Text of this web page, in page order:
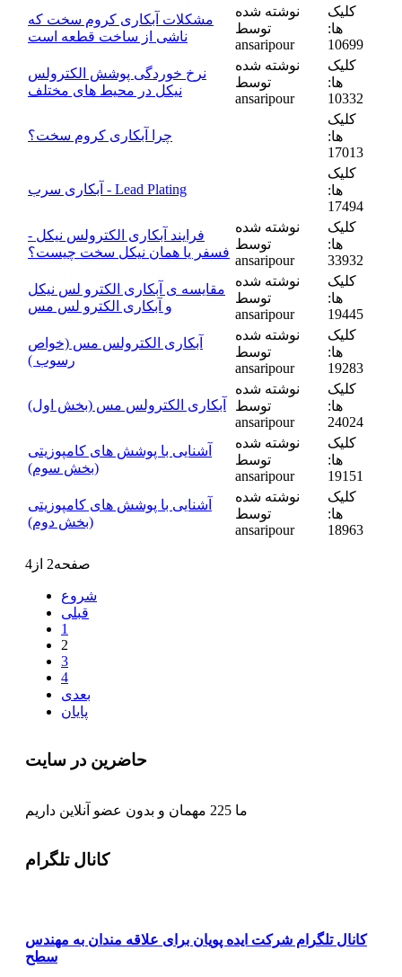
مشکلات آبکاری کروم سخت که
ناشی از ساخت قطعه است
نوشته شده
توسط
ansaripour
کلیک
ها:
10699
نرخ خوردگی پوشش الکترولس
نیکل در محیط های مختلف
نوشته شده
توسط
ansaripour
کلیک
ها:
10332
چرا آبکاری کروم سخت؟
کلیک
ها:
17013
آبکاری سرب - Lead Plating
کلیک
ها:
17494
فرایند آبکاری الکترولس نیکل -
فسفر یا همان نیکل سخت چیست؟
نوشته شده
توسط
ansaripour
کلیک
ها:
33932
مقایسه ی آبکاری الکترو لس نیکل
و آبکاری الکترو لس مس
نوشته شده
توسط
ansaripour
کلیک
ها:
19445
آبکاری الکترولس مس (خواص
رسوب )
نوشته شده
توسط
ansaripour
کلیک
ها:
19283
آبکاری الکترولس مس (بخش اول)
نوشته شده
توسط
ansaripour
کلیک
ها:
24024
آشنایی با پوشش های کامپوزیتی
(بخش سوم)
نوشته شده
توسط
ansaripour
کلیک
ها:
19151
آشنایی با پوشش های کامپوزیتی
(بخش دوم)
نوشته شده
توسط
ansaripour
کلیک
ها:
18963
صفحه2 از4
شروع
قبلی
1
2
3
4
بعدی
پایان
حاضرین در سایت
ما 225 مهمان و بدون عضو آنلاین داریم
کانال تلگرام
کانال تلگرام شرکت ایده پویان برای علاقه مندان به مهندس
سطح